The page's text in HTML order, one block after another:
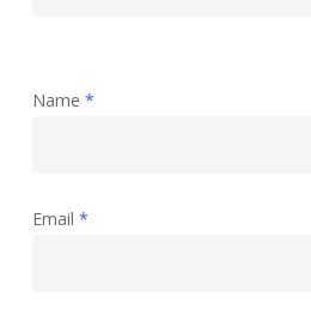
Name *
Email *